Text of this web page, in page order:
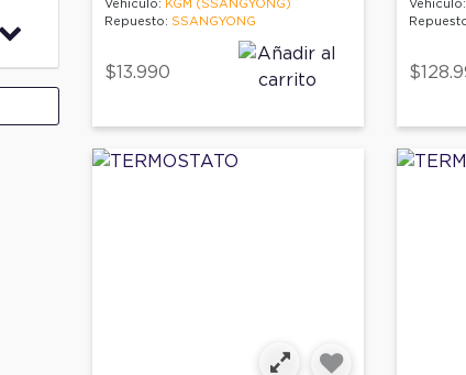
Vehículo: KGM (SSANGYONG)
Repuesto: SSANGYONG
$13.990
Vehículo: